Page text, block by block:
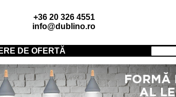
+36 20 326 4551
info@dublino.ro
DE OFERTĂ